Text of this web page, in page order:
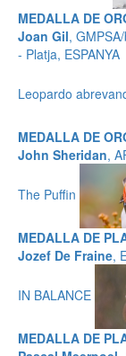
MEDALLA DE
Joan Gil,
- Platja, ESPANYA
Leopardo
MEDALLA DE
John Sheridan,
The Puffin
MEDALLA DE
Jozef De Fraine,
IN BALANCE
MEDALLA DE